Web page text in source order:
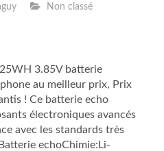
Non classé
3.85V batterie
au meilleur prix, Prix
! Ce batterie echo
électroniques avancés
avec les standards très
echoChimie:Li-